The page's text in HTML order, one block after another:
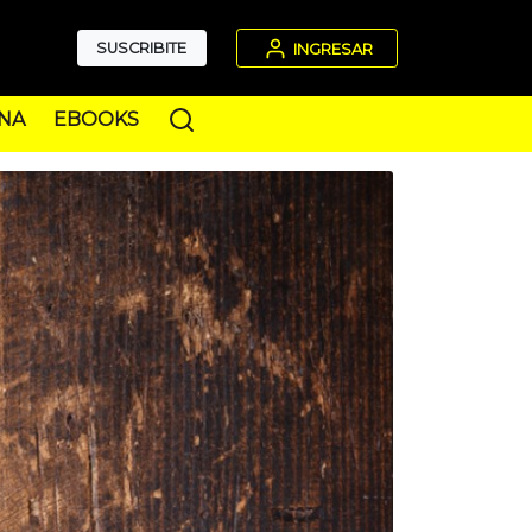
SUSCRIBITE INGRESAR
EBOOKS